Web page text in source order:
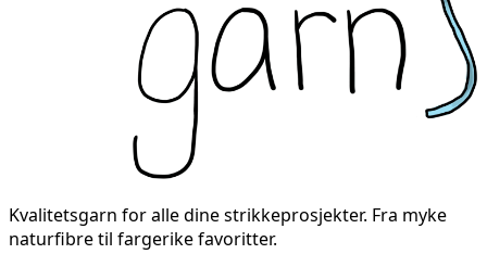
Kvalitetsgarn for alle dine strikkeprosjekter. Fra myke
naturfibre til fargerike favoritter.